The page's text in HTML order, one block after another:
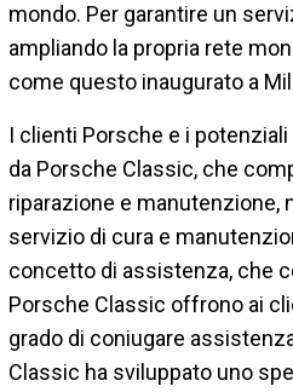
mondo. Per garantire un
ampliando la propria rete
come questo inaugurato a
I clienti Porsche e i
da Porsche Classic, che
riparazione e manutenzione,
servizio di cura e
concetto di assistenza, che
Porsche Classic offrono ai
grado di coniugare
Classic ha sviluppato uno